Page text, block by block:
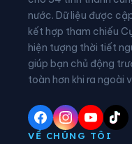
Xã Các Sơn
Xã Cẩm Thạch
Xã Cẩm Tú
Xã Cổ Lũng
Xã Điền Lư
nước. Dữ liệu được
kết hợp tham chiếu
hiện tượng thời tiết
giúp bạn chủ động
toàn hơn khi ra ngoài
VỀ CHÚNG TÔI